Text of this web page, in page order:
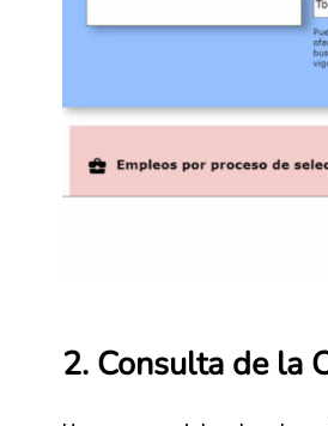
2. Consulta de la